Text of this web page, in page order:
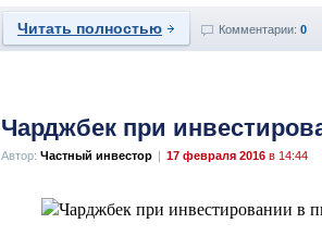
Читать полностью Комментарии: 0
Чарджбек при
Автор: Частный инвестор | 17 февраля 2016 в 14:44